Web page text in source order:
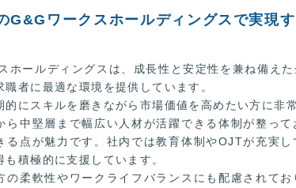
G&Gワークスホールディングスで実現
ホールディングスは、成長性と安定性を兼ね備え
職者に最適な環境を提供しています。
的にスキルを磨きながら市場価値を高めたい方に非
ら中堅層まで幅広い人材が活躍できる体制が整っ
る点が魅力です。社内では教育体制やOJTが充実
も積極的に支援しています。
の柔軟性やワークライフバランスにも配慮されて